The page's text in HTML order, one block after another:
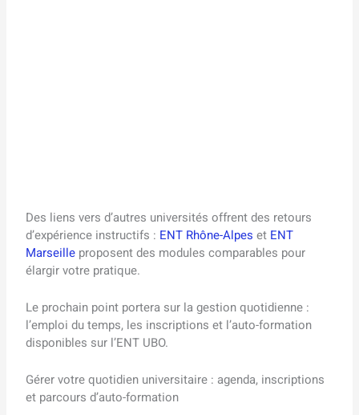
Des liens vers d’autres universités offrent des retours
d’expérience instructifs : ENT Rhône-Alpes et ENT
Marseille proposent des modules comparables pour
élargir votre pratique.
Le prochain point portera sur la gestion quotidienne :
l’emploi du temps, les inscriptions et l’auto-formation
disponibles sur l’ENT UBO.
Gérer votre quotidien universitaire : agenda, inscriptions
et parcours d’auto-formation